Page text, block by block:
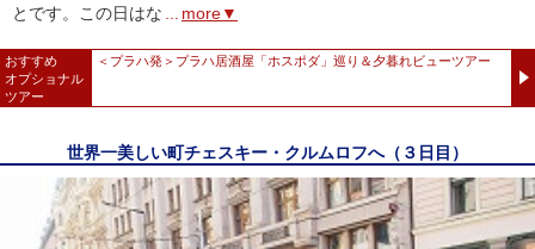
とです。この日はな more▼
おすすめ
オプショナル
ツアー
＜プラハ発＞プラハ居酒屋「ホスポダ」巡り＆夕暮れビューツアー
世界一美しい町チェスキー・クルムロフへ（３日目）